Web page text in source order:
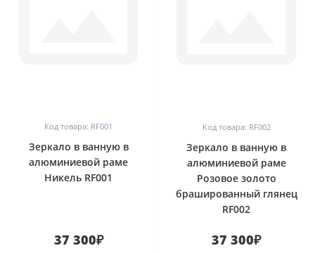
Код товара: RF001
Зеркало в ванную в
алюминиевой раме
Никель RF001
37 300₽
Код товара: RF002
Зеркало в ванную в
алюминиевой раме
Розовое золото
брашированный глянец
RF002
37 300₽